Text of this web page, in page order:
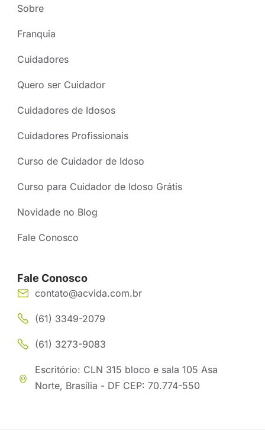
Sobre
Franquia
Cuidadores
Quero ser Cuidador
Cuidadores de Idosos
Cuidadores Profissionais
Curso de Cuidador de Idoso
Curso para Cuidador de Idoso Grátis
Novidade no Blog
Fale Conosco
Fale Conosco
contato@acvida.com.br
(61) 3349-2079
(61) 3273-9083
Escritório: CLN 315 bloco e sala 105 Asa
Norte, Brasília - DF CEP: 70.774-550